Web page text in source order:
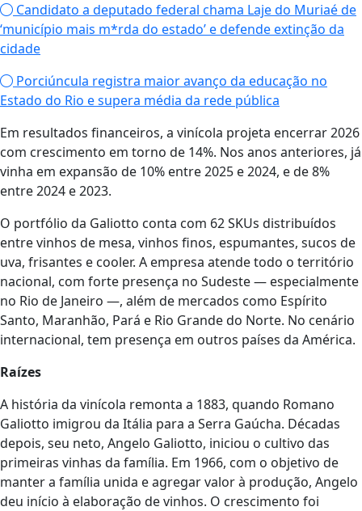
Candidato a deputado federal chama Laje do Muriaé de
‘município mais m*rda do estado’ e defende extinção da
cidade
Porciúncula registra maior avanço da educação no
Estado do Rio e supera média da rede pública
Em resultados financeiros, a vinícola projeta encerrar 2026
com crescimento em torno de 14%. Nos anos anteriores, já
vinha em expansão de 10% entre 2025 e 2024, e de 8%
entre 2024 e 2023.
O portfólio da Galiotto conta com 62 SKUs distribuídos
entre vinhos de mesa, vinhos finos, espumantes, sucos de
uva, frisantes e cooler. A empresa atende todo o território
nacional, com forte presença no Sudeste — especialmente
no Rio de Janeiro —, além de mercados como Espírito
Santo, Maranhão, Pará e Rio Grande do Norte. No cenário
internacional, tem presença em outros países da América.
Raízes
A história da vinícola remonta a 1883, quando Romano
Galiotto imigrou da Itália para a Serra Gaúcha. Décadas
depois, seu neto, Angelo Galiotto, iniciou o cultivo das
primeiras vinhas da família. Em 1966, com o objetivo de
manter a família unida e agregar valor à produção, Angelo
deu início à elaboração de vinhos. O crescimento foi